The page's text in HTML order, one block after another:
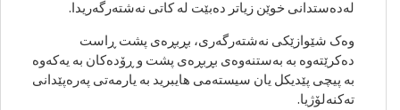
لەدەستدانی خوێن زیاتر دەبێت لە کاتی نەشتەرگەریدا.
وەک شێوازێکی نەشتەرگەری، بڕبڕەی پشت ڕاست
دەکرێتەوە بە بەستنەوەی بڕبڕەی پشت و ڕۆدەکان بە یەکەوە
بە پیچی پێدیکل یان سیستەمی هایبرید بە یارمەتی پەرەپێدانی
تەکنەلۆژیا.